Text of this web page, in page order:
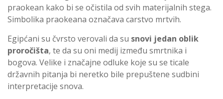
praokean kako bi se očistila od svih materijalnih stega.
Simbolika praokeana označava carstvo mrtvih.
Egipćani su čvrsto verovali da su snovi jedan oblik
proročišta, te da su oni medij između smrtnika i
bogova. Velike i značajne odluke koje su se ticale
državnih pitanja bi neretko bile prepuštene sudbini
interpretacije snova.